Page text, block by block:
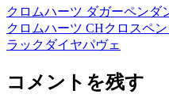
投
稿
ビ
クロムハーツ ダガーペンダ
クロムハーツ CHクロスペ
ラックダイヤパヴェ
コメントを残す